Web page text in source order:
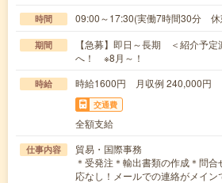
時間 09:00～17:30(実働7時間30分 休
期間
【急募】即日～長期 ＜紹介予定
へ！ ※8月～！
時給 時給1600円 月収例 240,000円
交通費
全額支給
仕事内容
貿易・国際事務
＊受発注＊輸出書類の作成＊問
応なし！メールでの連絡がメイ